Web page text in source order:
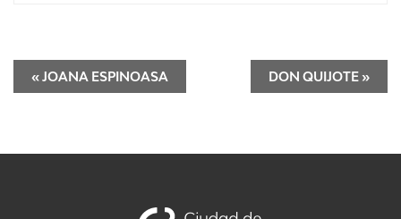
«JOANA ESPINOASA DON QUIJOTE »